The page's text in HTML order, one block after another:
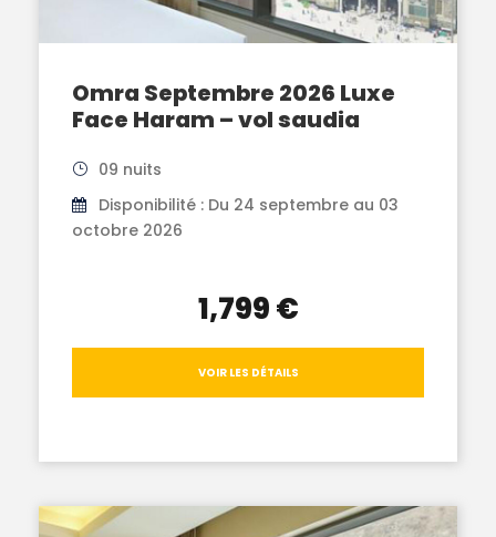
Omra Septembre 2026 Luxe
Face Haram – vol saudia
09 nuits
Disponibilité : Du 24 septembre au 03
octobre 2026
1,799 €
VOIR LES DÉTAILS